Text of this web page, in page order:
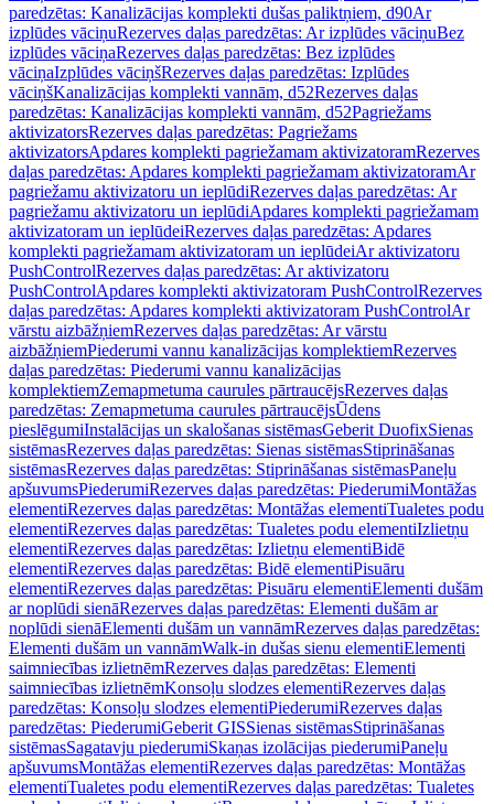
paredzētas: Kanalizācijas komplekti dušas paliktņiem, d90Ar
izplūdes vāciņuRezerves daļas paredzētas: Ar izplūdes vāciņuBez
izplūdes vāciņaRezerves daļas paredzētas: Bez izplūdes
vāciņaIzplūdes vāciņšRezerves daļas paredzētas: Izplūdes
vāciņšKanalizācijas komplekti vannām, d52Rezerves daļas
paredzētas: Kanalizācijas komplekti vannām, d52Pagriežams
aktivizatorsRezerves daļas paredzētas: Pagriežams
aktivizatorsApdares komplekti pagriežamam aktivizatoramRezerves
daļas paredzētas: Apdares komplekti pagriežamam aktivizatoramAr
pagriežamu aktivizatoru un ieplūdiRezerves daļas paredzētas: Ar
pagriežamu aktivizatoru un ieplūdiApdares komplekti pagriežamam
aktivizatoram un ieplūdeiRezerves daļas paredzētas: Apdares
komplekti pagriežamam aktivizatoram un ieplūdeiAr aktivizatoru
PushControlRezerves daļas paredzētas: Ar aktivizatoru
PushControlApdares komplekti aktivizatoram PushControlRezerves
daļas paredzētas: Apdares komplekti aktivizatoram PushControlAr
vārstu aizbāžņiemRezerves daļas paredzētas: Ar vārstu
aizbāžņiemPiederumi vannu kanalizācijas komplektiemRezerves
daļas paredzētas: Piederumi vannu kanalizācijas
komplektiemZemapmetuma caurules pārtraucējsRezerves daļas
paredzētas: Zemapmetuma caurules pārtraucējsŪdens
pieslēgumiInstalācijas un skalošanas sistēmasGeberit DuofixSienas
sistēmasRezerves daļas paredzētas: Sienas sistēmasStiprināšanas
sistēmasRezerves daļas paredzētas: Stiprināšanas sistēmasPaneļu
apšuvumsPiederumiRezerves daļas paredzētas: PiederumiMontāžas
elementiRezerves daļas paredzētas: Montāžas elementiTualetes podu
elementiRezerves daļas paredzētas: Tualetes podu elementiIzlietņu
elementiRezerves daļas paredzētas: Izlietņu elementiBidē
elementiRezerves daļas paredzētas: Bidē elementiPisuāru
elementiRezerves daļas paredzētas: Pisuāru elementiElementi dušām
ar noplūdi sienāRezerves daļas paredzētas: Elementi dušām ar
noplūdi sienāElementi dušām un vannāmRezerves daļas paredzētas:
Elementi dušām un vannāmWalk-in dušas sienu elementiElementi
saimniecības izlietnēmRezerves daļas paredzētas: Elementi
saimniecības izlietnēmKonsoļu slodzes elementiRezerves daļas
paredzētas: Konsoļu slodzes elementiPiederumiRezerves daļas
paredzētas: PiederumiGeberit GISSienas sistēmasStiprināšanas
sistēmasSagatavju piederumiSkaņas izolācijas piederumiPaneļu
apšuvumsMontāžas elementiRezerves daļas paredzētas: Montāžas
elementiTualetes podu elementiRezerves daļas paredzētas: Tualetes